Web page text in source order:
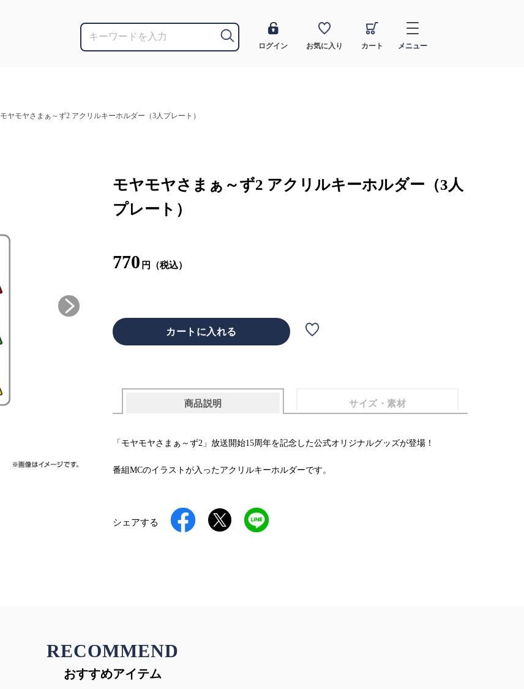
ログイン お気に入り カート メニュー
モヤモヤさまぁ～ず2 アクリルキーホルダー（3人プレート）
モヤモヤさまぁ～ず2 アクリルキーホルダー（3人
プレート）
770 円（税込）
商品説明 サイズ・素材
「モヤモヤさまぁ～ず2」放送開始15周年を記念した公式オリジナルグッズが登場！
番組MCのイラストが入ったアクリルキーホルダーです。
シェアする
RECOMMEND
おすすめアイテム